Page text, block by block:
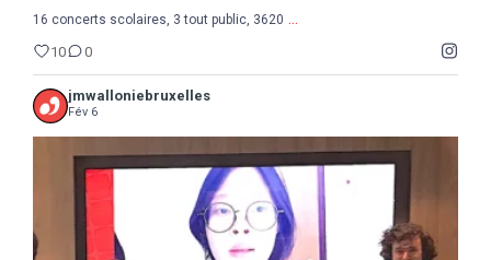
16 concerts scolaires, 3 tout public, 3620 ...
10 0
jmwalloniebruxelles
Fév 6